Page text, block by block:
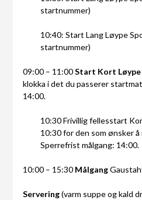
startnummer)
10:40: Start Lang Løype
startnummer)
09:00 – 11:00Start Kort Løype
klokka i det du passerer
14:00.
10:30 Frivillig fellesstart
10:30 for den som ønsker
Sperrefrist målgang: 14:00.
10:00 – 15:30 Målgang
Servering(varm suppe og kald